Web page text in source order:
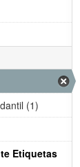
(1)
Etiquetas